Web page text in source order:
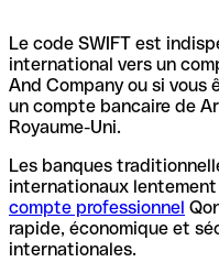
Le code SWIFT est
international vers un
And Company ou si
un compte bancaire de
Royaume-Uni.
Les banques
internationaux
compte professionnel
rapide, économique et
internationales.